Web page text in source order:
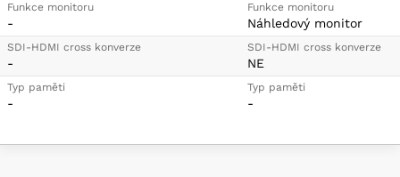
Funkce monitoru
-
SDI-HDMI cross konverze
-
Typ paměti
-
Funkce monitoru
Náhledový monitor
SDI-HDMI cross konverze
NE
Typ paměti
-